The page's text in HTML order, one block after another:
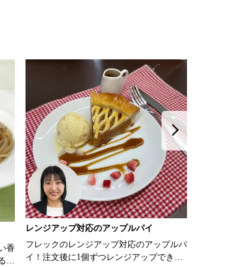
香
胡
レンジアップ対応のアップルパイ
フレックのレンジアップ対応のアップルパ
イ！注文後に1個ずつレンジアップできる